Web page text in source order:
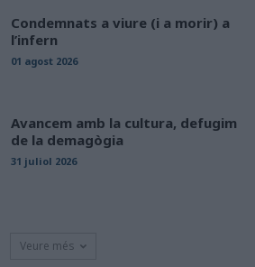
Condemnats a viure (i a morir) a
l’infern
01 agost 2026
Avancem amb la cultura, defugim
de la demagògia
31 juliol 2026
Veure més